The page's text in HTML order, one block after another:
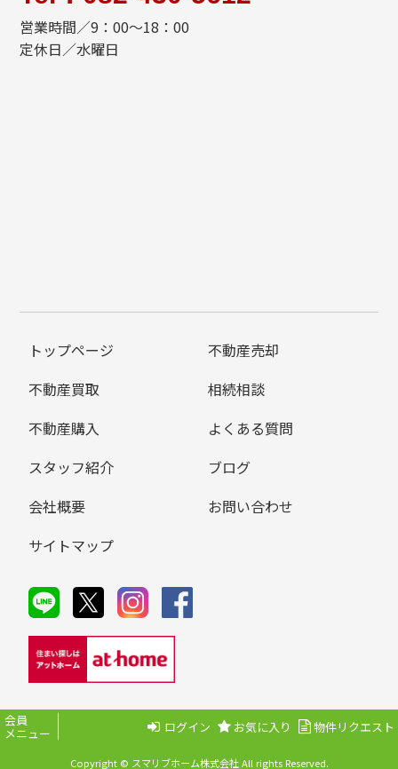
営業時間／9：00～18：00
定休日／水曜日
トップページ
不動産売却
不動産買取
相続相談
不動産購入
よくある質問
スタッフ紹介
ブログ
会社概要
お問い合わせ
サイトマップ
会員
メニュー ログイン お気に入り 物件リクエスト
Copyright © スマリブホーム株式会社 All rights Reserved.